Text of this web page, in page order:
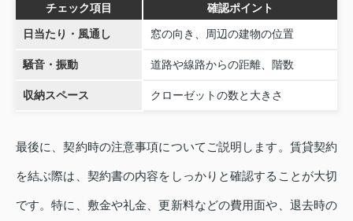
チェック項目 確認ポイント
日当たり・風通し 窓の向き、周辺の建物の位置
騒音・振動 道路や線路からの距離、階数
収納スペース クローゼットの数と大きさ
最後に、契約時の注意事項についてご説明します。賃貸契約
を結ぶ際は、契約書の内容をしっかりと確認することが大切
です。特に、敷金や礼金、更新料などの費用面や、退去時の